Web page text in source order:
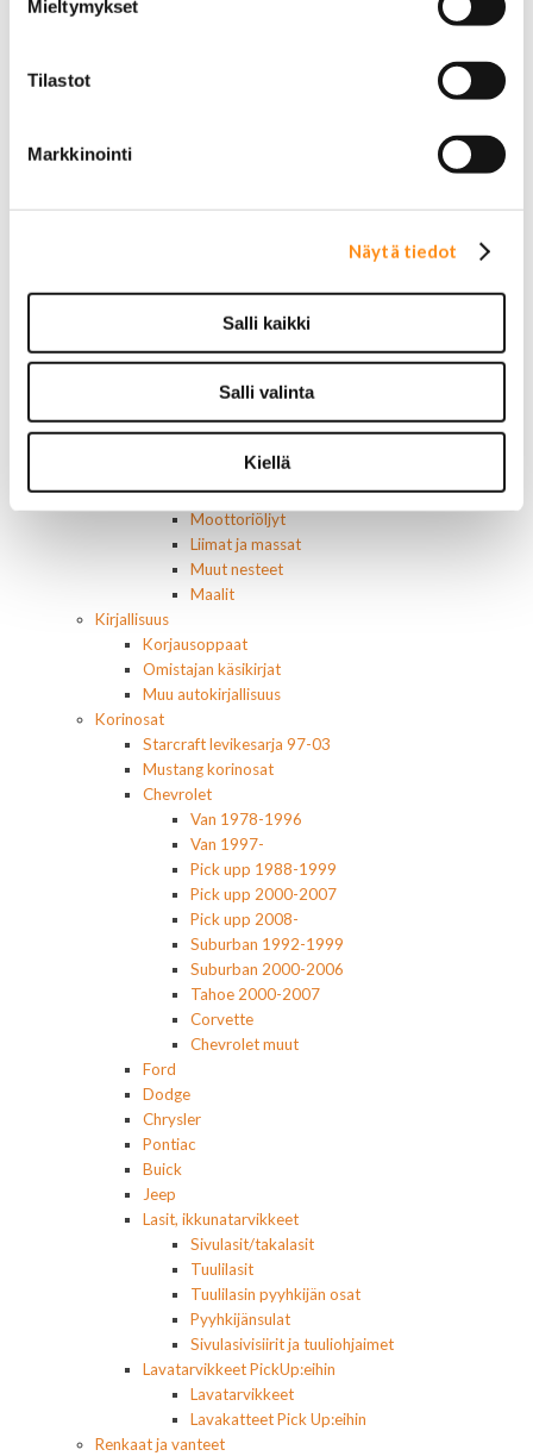
Mieltymykset
Tilastot
Markkinointi
Näytä tiedot
Salli kaikki
Salli valinta
Kiellä
Muut
Ilmansuodattimet
Muut
Motorcaft
Raitisilmasuodattimet
Vaihteistoöljyt
Jarrunesteet
Moottoriöljyt
Liimat ja massat
Muut nesteet
Maalit
Kirjallisuus
Korjausoppaat
Omistajan käsikirjat
Muu autokirjallisuus
Korinosat
Starcraft levikesarja 97-03
Mustang korinosat
Chevrolet
Van 1978-1996
Van 1997-
Pick upp 1988-1999
Pick upp 2000-2007
Pick upp 2008-
Suburban 1992-1999
Suburban 2000-2006
Tahoe 2000-2007
Corvette
Chevrolet muut
Ford
Dodge
Chrysler
Pontiac
Buick
Jeep
Lasit, ikkunatarvikkeet
Sivulasit/takalasit
Tuulilasit
Tuulilasin pyyhkijän osat
Pyyhkijänsulat
Sivulasivisiirit ja tuuliohjaimet
Lavatarvikkeet PickUp:eihin
Lavatarvikkeet
Lavakatteet Pick Up:eihin
Renkaat ja vanteet